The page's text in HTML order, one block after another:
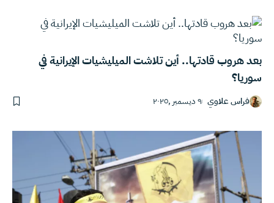
بعد هروب قادتها.. أين تلاشت الميليشيات الإيرانية في
سوريا؟
فراس علاوي ٩ ديسمبر ,٢٠٢٥